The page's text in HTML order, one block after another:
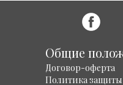
Общие
Договор-оферта
Политика